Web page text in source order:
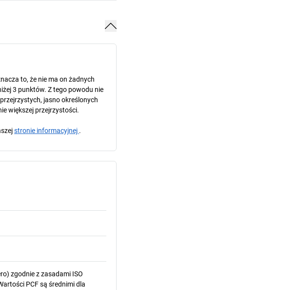
to, że nie ma on żadnych
3 punktów. Z tego powodu nie
jasno określonych
większej przejrzystości.
stronie informacyjnej .
zgodnie z zasadami ISO
PCF są średnimi dla